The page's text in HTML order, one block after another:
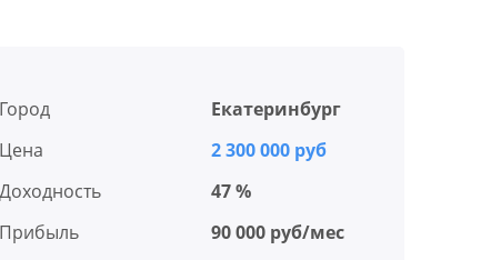
Город
Екатеринбург
Цена
2 300 000 руб
Доходность
47 %
Прибыль
90 000 руб/мес